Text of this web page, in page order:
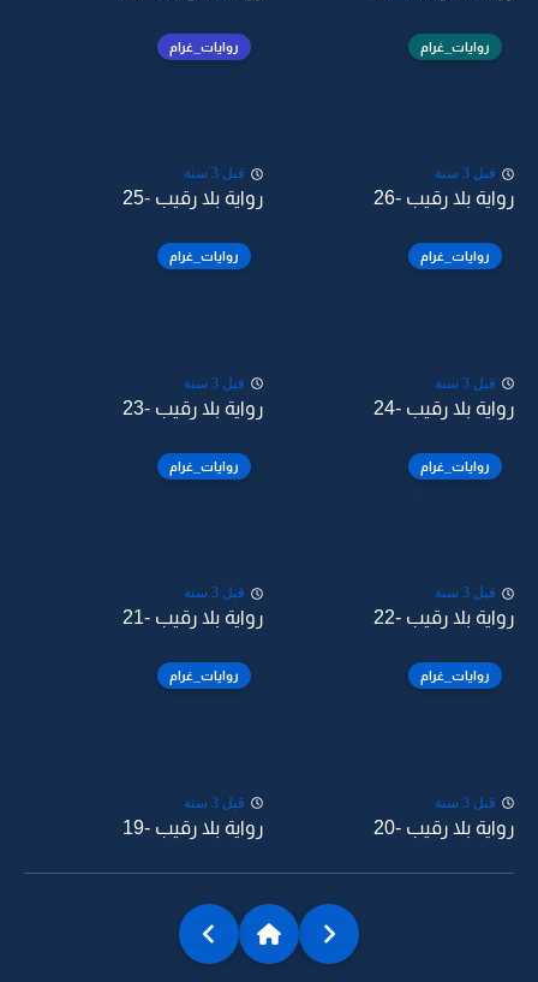
روايات_غرام
قبل 3 سنة
رواية بلا رقيب -26
روايات_غرام
قبل 3 سنة
رواية بلا رقيب -25
روايات_غرام
قبل 3 سنة
رواية بلا رقيب -24
روايات_غرام
قبل 3 سنة
رواية بلا رقيب -23
روايات_غرام
قبل 3 سنة
رواية بلا رقيب -22
روايات_غرام
قبل 3 سنة
رواية بلا رقيب -21
روايات_غرام
قبل 3 سنة
رواية بلا رقيب -20
روايات_غرام
قبل 3 سنة
رواية بلا رقيب -19